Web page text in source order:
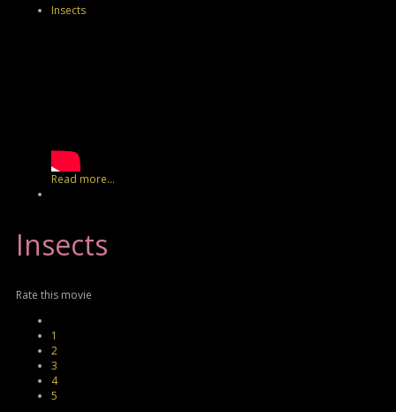
Insects
Read more...
Insects
Rate this movie
1
2
3
4
5